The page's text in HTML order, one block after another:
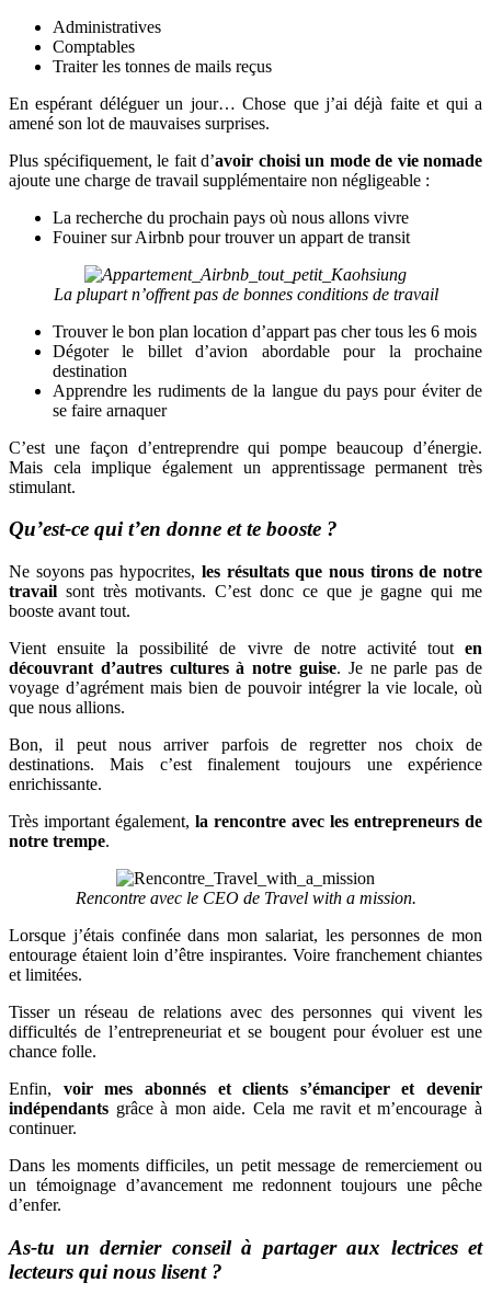
Administratives
Comptables
Traiter les tonnes de mails reçus
En espérant déléguer un jour… Chose que j’ai déjà faite et qui a
amené son lot de mauvaises surprises.
Plus spécifiquement, le fait d’avoir choisi un mode de vie nomade
ajoute une charge de travail supplémentaire non négligeable :
La recherche du prochain pays où nous allons vivre
Fouiner sur Airbnb pour trouver un appart de transit
La plupart n’offrent pas de bonnes conditions de travail
Trouver le bon plan location d’appart pas cher tous les 6 mois
Dégoter le billet d’avion abordable pour la prochaine
destination
Apprendre les rudiments de la langue du pays pour éviter de
se faire arnaquer
C’est une façon d’entreprendre qui pompe beaucoup d’énergie.
Mais cela implique également un apprentissage permanent très
stimulant.
Qu’est-ce qui t’en donne et te booste ?
Ne soyons pas hypocrites, les résultats que nous tirons de notre
travail sont très motivants. C’est donc ce que je gagne qui me
booste avant tout.
Vient ensuite la possibilité de vivre de notre activité tout en
découvrant d’autres cultures à notre guise. Je ne parle pas de
voyage d’agrément mais bien de pouvoir intégrer la vie locale, où
que nous allions.
Bon, il peut nous arriver parfois de regretter nos choix de
destinations. Mais c’est finalement toujours une expérience
enrichissante.
Très important également, la rencontre avec les entrepreneurs de
notre trempe.
Rencontre avec le CEO de Travel with a mission.
Lorsque j’étais confinée dans mon salariat, les personnes de mon
entourage étaient loin d’être inspirantes. Voire franchement chiantes
et limitées.
Tisser un réseau de relations avec des personnes qui vivent les
difficultés de l’entrepreneuriat et se bougent pour évoluer est une
chance folle.
Enfin, voir mes abonnés et clients s’émanciper et devenir
indépendants grâce à mon aide. Cela me ravit et m’encourage à
continuer.
Dans les moments difficiles, un petit message de remerciement ou
un témoignage d’avancement me redonnent toujours une pêche
d’enfer.
As-tu un dernier conseil à partager aux lectrices et
lecteurs qui nous lisent ?